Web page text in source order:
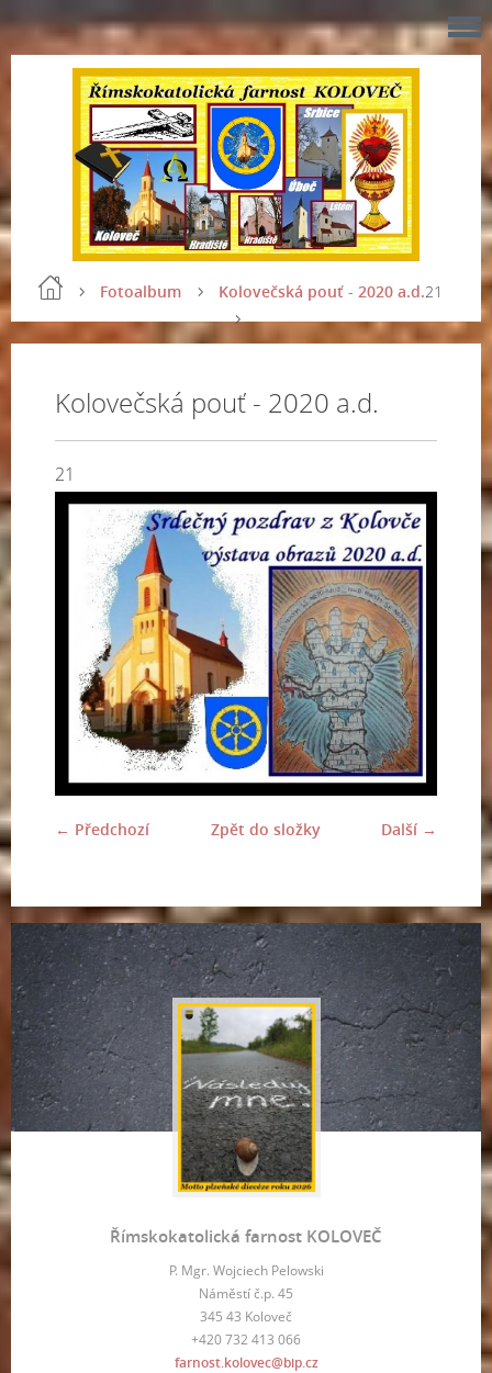
Fotoalbum Kolovečská pouť - 2020 a.d.21
Kolovečská pouť - 2020 a.d.
21
← Předchozí Další →
Zpět do složky
Římskokatolická farnost KOLOVEČ
P. Mgr. Wojciech Pelowski
Náměstí č.p. 45
345 43 Koloveč
+420 732 413 066
farnost.kolovec@bip.cz